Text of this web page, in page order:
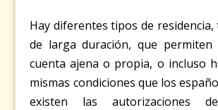
Hay diferentes tipos de
de larga duración, que
cuenta ajena o propia, o incluso
mismas condiciones que los
existen las autorizaciones